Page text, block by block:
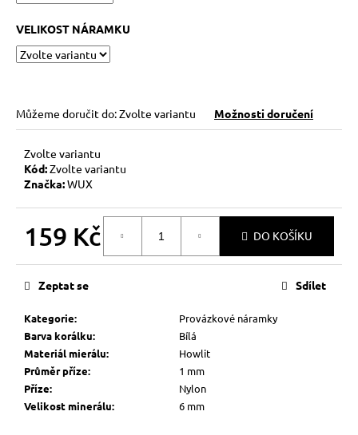
VELIKOST NÁRAMKU
Můžeme doručit do:Zvolte variantu Možnosti doručení
Zvolte variantu
Kód:Zvolte variantu
Značka:WUX
159 Kč DO KOŠÍKU
Kategorie:
Provázkové náramky
Barva korálku:
Bílá
Materiál mierálu:
Howlit
Průměr příze:
1 mm
Příze:
Nylon
Velikost minerálu: 6 mm
Zeptat se Sdílet
D
o
r
u
e
m
KABBALAH
NÁRAMEK
73
Kč
Původně:
89
Kč